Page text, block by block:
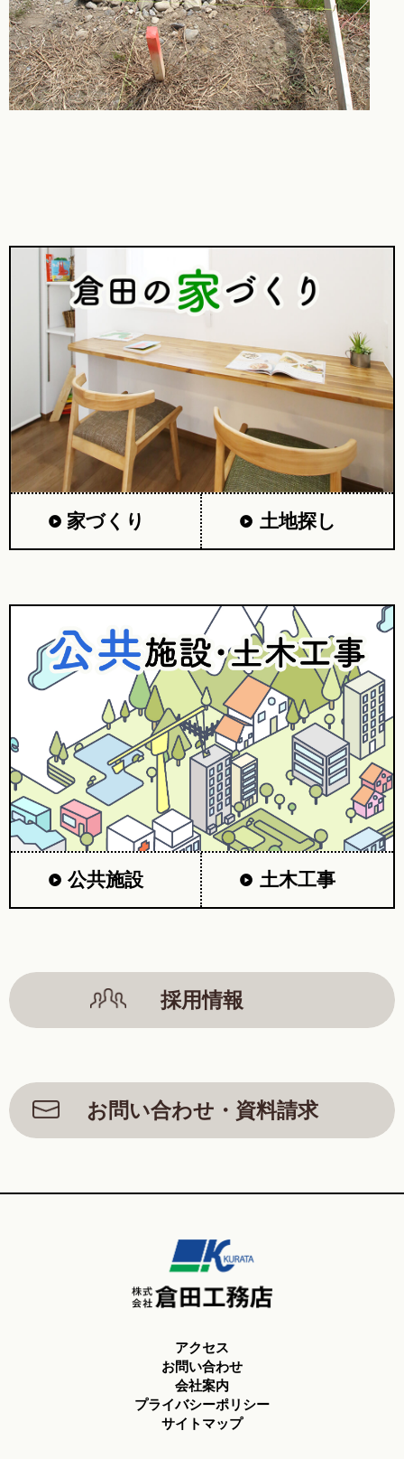
家づくり 土地探し
公共施設 土木工事
採用情報
お問い合わせ・資料請求
アクセス
お問い合わせ
会社案内
プライバシーポリシー
サイトマップ